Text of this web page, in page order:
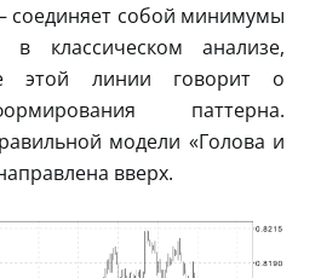
соединяет собой минимумы
в классическом анализе,
этой линии говорит о
паттерна.
модели «Голова и
вверх.